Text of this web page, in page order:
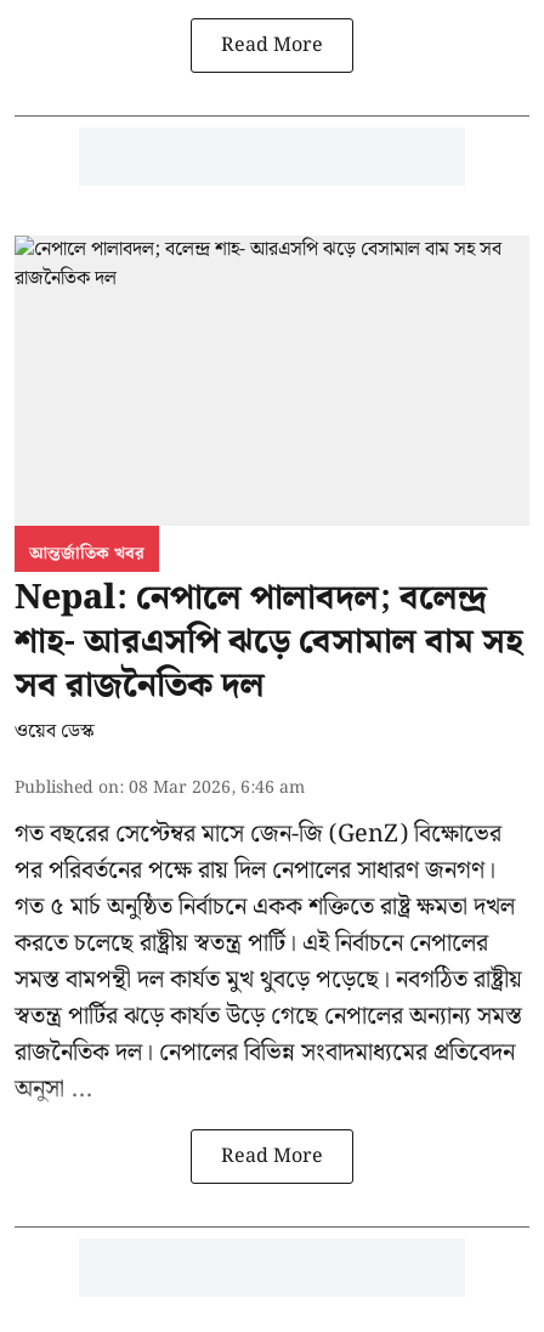
Read More
আন্তর্জাতিক খবর
Nepal: নেপালে পালাবদল; বলেন্দ্র
শাহ- আরএসপি ঝড়ে বেসামাল বাম সহ
সব রাজনৈতিক দল
ওয়েব ডেস্ক
Published on:08 Mar 2026, 6:46 am
গত বছরের সেপ্টেম্বর মাসে জেন-জি (GenZ) বিক্ষোভের
পর পরিবর্তনের পক্ষে রায় দিল নেপালের সাধারণ জনগণ।
গত ৫ মার্চ অনুষ্ঠিত নির্বাচনে একক শক্তিতে রাষ্ট্র ক্ষমতা দখল
করতে চলেছে রাষ্ট্রীয় স্বতন্ত্র পার্টি। এই নির্বাচনে নেপালের
সমস্ত বামপন্থী দল কার্যত মুখ থুবড়ে পড়েছে। নবগঠিত রাষ্ট্রীয়
স্বতন্ত্র পার্টির ঝড়ে কার্যত উড়ে গেছে নেপালের অন্যান্য সমস্ত
রাজনৈতিক দল। নেপালের বিভিন্ন সংবাদমাধ্যমের প্রতিবেদন
অনুসা ...
Read More